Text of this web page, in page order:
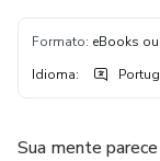
Formato: eBooks
Idioma:
Sua mente